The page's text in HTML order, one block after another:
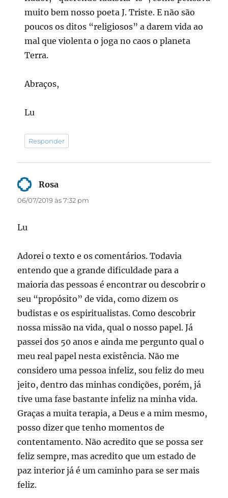
muito bem nosso poeta J. Triste. E não são
poucos os ditos “religiosos” a darem vida ao
mal que violenta o joga no caos o planeta
Terra.
Abraços,
Lu
Responder
Rosa
06/07/2019 às 7:32 pm
Lu
Adorei o texto e os comentários. Todavia
entendo que a grande dificuldade para a
maioria das pessoas é encontrar ou descobrir o
seu “propósito” de vida, como dizem os
budistas e os espiritualistas. Como descobrir
nossa missão na vida, qual o nosso papel. Já
passei dos 50 anos e ainda me pergunto qual o
meu real papel nesta existência. Não me
considero uma pessoa infeliz, sou feliz do meu
jeito, dentro das minhas condições, porém, já
tive uma fase bastante infeliz na minha vida.
Graças a muita terapia, a Deus e a mim mesmo,
posso dizer que tenho momentos de
contentamento. Não acredito que se possa ser
feliz sempre, mas acredito que um estado de
paz interior já é um caminho para se ser mais
feliz.